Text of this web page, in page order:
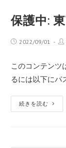
保護中:
2022/09/01
このコンテンツ
るには以下にパ
続きを読む